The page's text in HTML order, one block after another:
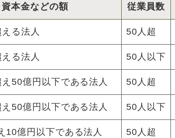
資本金などの額 従業員数
る法人 50人超
る法人 50人以下
50億円以下である法人 50人超
50億円以下である法人 50人以下
10億円以下である法人 50人超